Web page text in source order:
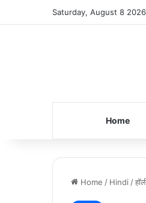
Saturday, August 8 2026
Home
Home / Hindi /